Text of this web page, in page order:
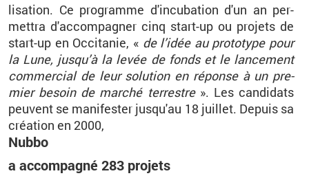
li­sa­tion. Ce pro­gramme d'in­cu­ba­tion d'un an per­
met­tra d'ac­com­pa­gner cinq start-up ou pro­jets de
start-up en Oc­ci­ta­nie, « de l’idée au pro­to­type pour
la Lune, jus­qu’à la levée de fonds et le lan­ce­ment
com­mer­cial de leur so­lu­tion en ré­ponse à un pre­
mier be­soin de mar­ché ter­restre ». Les can­di­dats
peuvent se ma­ni­fes­ter jus­qu'au 18 juillet. De­puis sa
créa­tion en 2000,
Nubbo
a ac­com­pa­gné 283 pro­jets